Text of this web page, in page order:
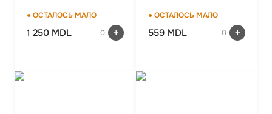
● ОСТАЛОСЬ МАЛО
1 250 MDL 0
● ОСТАЛОСЬ МАЛО
559 MDL 0